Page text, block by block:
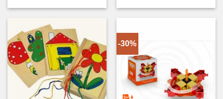
44,99€.38,90€.
46,00€.42,00€.
-30%